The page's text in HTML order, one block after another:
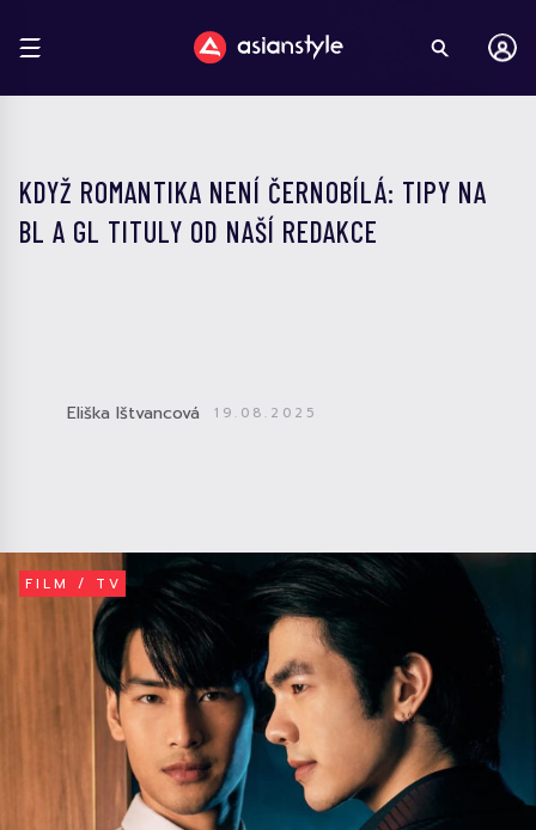
KDYŽ ROMANTIKA NENÍ ČERNOBÍLÁ: TIPY NA
BL A GL TITULY OD NAŠÍ REDAKCE
Eliška Ištvancová 19.08.2025
FILM / TV